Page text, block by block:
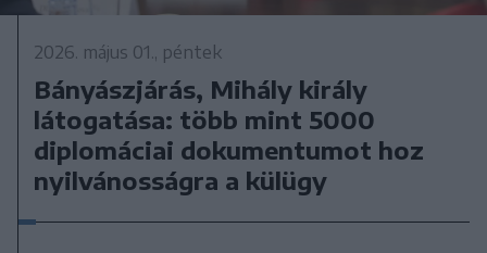
2026. május 01., péntek
Bányászjárás, Mihály király
látogatása: több mint 5000
diplomáciai dokumentumot hoz
nyilvánosságra a külügy